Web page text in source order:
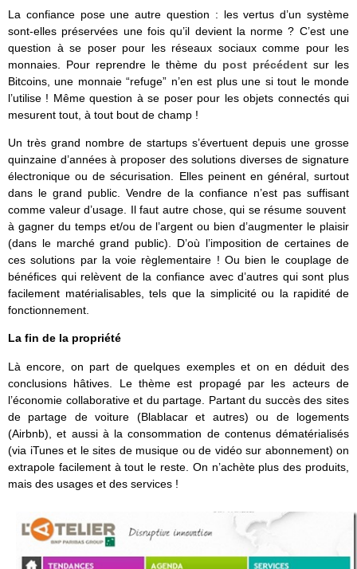
La confiance pose une autre question : les vertus d’un système
sont-elles préservées une fois qu’il devient la norme ? C’est une
question à se poser pour les réseaux sociaux comme pour les
monnaies. Pour reprendre le thème du post précédentsur les
Bitcoins, une monnaie “refuge” n’en est plus une si tout le monde
l’utilise ! Même question à se poser pour les objets connectés qui
mesurent tout, à tout bout de champ !
Un très grand nombre de startups s’évertuent depuis une grosse
quinzaine d’années à proposer des solutions diverses de signature
électronique ou de sécurisation. Elles peinent en général, surtout
dans le grand public. Vendre de la confiance n’est pas suffisant
comme valeur d’usage. Il faut autre chose, qui se résume souvent
à gagner du temps et/ou de l’argent ou bien d’augmenter le plaisir
(dans le marché grand public). D’où l’imposition de certaines de
ces solutions par la voie règlementaire ! Ou bien le couplage de
bénéfices qui relèvent de la confiance avec d’autres qui sont plus
facilement matérialisables, tels que la simplicité ou la rapidité de
fonctionnement.
La fin de la propriété
Là encore, on part de quelques exemples et on en déduit des
conclusions hâtives. Le thème est propagé par les acteurs de
l’économie collaborative et du partage. Partant du succès des sites
de partage de voiture (Blablacar et autres) ou de logements
(Airbnb), et aussi à la consommation de contenus dématérialisés
(via iTunes et le sites de musique ou de vidéo sur abonnement) on
extrapole facilement à tout le reste. On n’achète plus des produits,
mais des usages et des services !